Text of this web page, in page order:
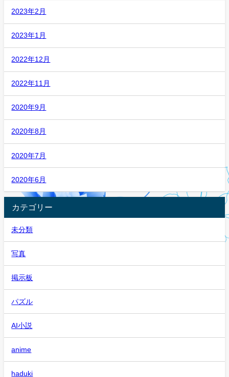
2023年2月
2023年1月
2022年12月
2022年11月
2020年9月
2020年8月
2020年7月
2020年6月
カテゴリー
未分類
写真
掲示板
パズル
AI小説
anime
haduki